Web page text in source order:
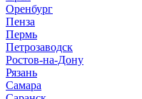
Оренбург
Пенза
Пермь
Петрозаводск
Ростов-на-Дону
Рязань
Самара